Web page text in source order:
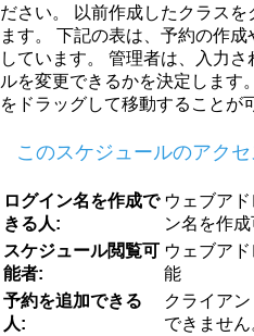
ださい。 以前作成したクラス
ます。 下記の表は、予約の作
しています。 管理者は、入力
ルを変更できるかを決定します
をドラッグして移動することが
このスケジュールのアク
ログイン名を作成で
きる人:
ウェブア
ン名を作
スケジュール閲覧可
能者:
ウェブア
能
予約を追加できる
人:
クライア
できません